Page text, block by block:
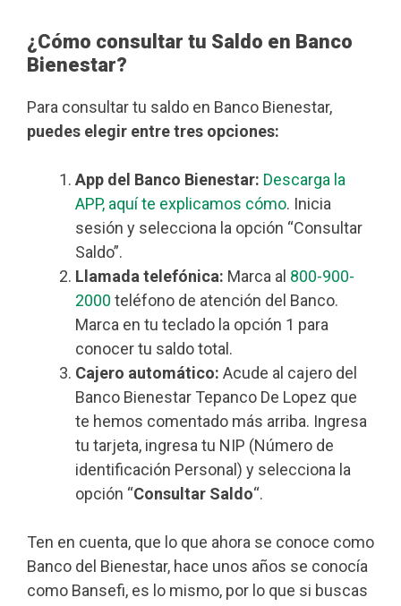
¿Cómo consultar tu Saldo en Banco
Bienestar?
Para consultar tu saldo en Banco Bienestar,
puedes elegir entre tres opciones:
App del Banco Bienestar: Descarga la
APP, aquí te explicamos cómo. Inicia
sesión y selecciona la opción “Consultar
Saldo”.
Llamada telefónica: Marca al 800-900-
2000 teléfono de atención del Banco.
Marca en tu teclado la opción 1 para
conocer tu saldo total.
Cajero automático: Acude al cajero del
Banco Bienestar Tepanco De Lopez que
te hemos comentado más arriba. Ingresa
tu tarjeta, ingresa tu NIP (Número de
identificación Personal) y selecciona la
opción “Consultar Saldo“.
Ten en cuenta, que lo que ahora se conoce como
Banco del Bienestar, hace unos años se conocía
como Bansefi, es lo mismo, por lo que si buscas